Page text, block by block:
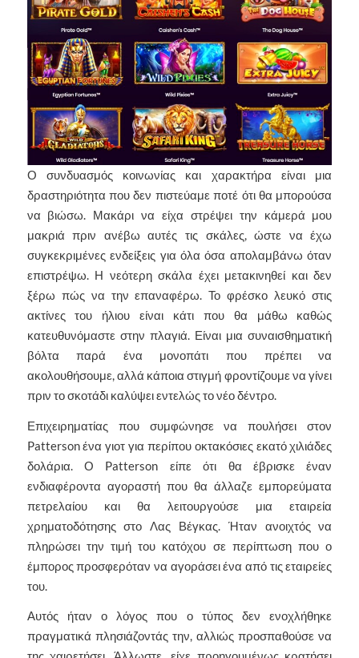
Ο συνδυασμός κοινωνίας και χαρακτήρα είναι μια
δραστηριότητα που δεν πιστεύαμε ποτέ ότι θα μπορούσα
να βιώσω. Μακάρι να είχα στρέψει την κάμερά μου
μακριά πριν ανέβω αυτές τις σκάλες, ώστε να έχω
συγκεκριμένες ενδείξεις για όλα όσα απολαμβάνω όταν
επιστρέψω. Η νεότερη σκάλα έχει μετακινηθεί και δεν
ξέρω πώς να την επαναφέρω. Το φρέσκο ​​λευκό στις
ακτίνες του ήλιου είναι κάτι που θα μάθω καθώς
κατευθυνόμαστε στην πλαγιά. Είναι μια συναισθηματική
βόλτα παρά ένα μονοπάτι που πρέπει να
ακολουθήσουμε, αλλά κάποια στιγμή φροντίζουμε να γίνει
πριν το σκοτάδι καλύψει εντελώς το νέο δέντρο.
Επιχειρηματίας που συμφώνησε να πουλήσει στον
Patterson ένα γιοτ για περίπου οκτακόσιες εκατό χιλιάδες
δολάρια. Ο Patterson είπε ότι θα έβρισκε έναν
ενδιαφέροντα αγοραστή που θα άλλαζε εμπορεύματα
πετρελαίου και θα λειτουργούσε μια εταιρεία
χρηματοδότησης στο Λας Βέγκας. Ήταν ανοιχτός να
πληρώσει την τιμή του κατόχου σε περίπτωση που ο
έμπορος προσφερόταν να αγοράσει ένα από τις εταιρείες
του.
Αυτός ήταν ο λόγος που ο τύπος δεν ενοχλήθηκε
πραγματικά πλησιάζοντάς την, αλλιώς προσπαθούσε να